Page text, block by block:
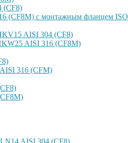
(CF8)
(CF8M) с монтажным фланцем ISO
AISI 304 (CF8)
AISI 316 (CF8M)
316 (CFM)
AISI 304 (CF8)